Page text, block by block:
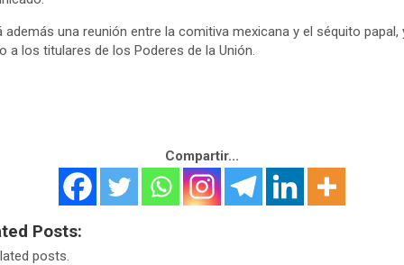
además una reunión entre la comitiva mexicana y el séquito papal,
a los titulares de los Poderes de la Unión.
Compartir...
Posts:
posts.